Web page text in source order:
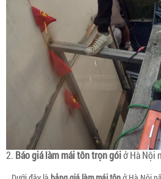
2. Báo giá làm mái tôn trọn góiở Hà Nội